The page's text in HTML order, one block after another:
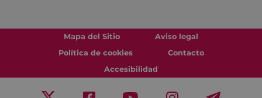
Mapa del Sitio
Aviso legal
Política de cookies
Contacto
Accesibilidad